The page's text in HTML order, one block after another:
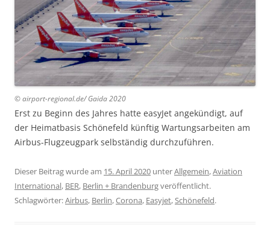
© airport-regional.de/ Gaida 2020
Erst zu Beginn des Jahres hatte easyJet angekündigt, auf
der Heimatbasis Schönefeld künftig Wartungsarbeiten am
Airbus-Flugzeugpark selbständig durchzuführen.
Dieser Beitrag wurde am 15. April 2020 unterAllgemein,Aviation
International, BER, Berlin + Brandenburgveröffentlicht.
Schlagwörter:Airbus, Berlin,Corona, Easyjet, Schönefeld.